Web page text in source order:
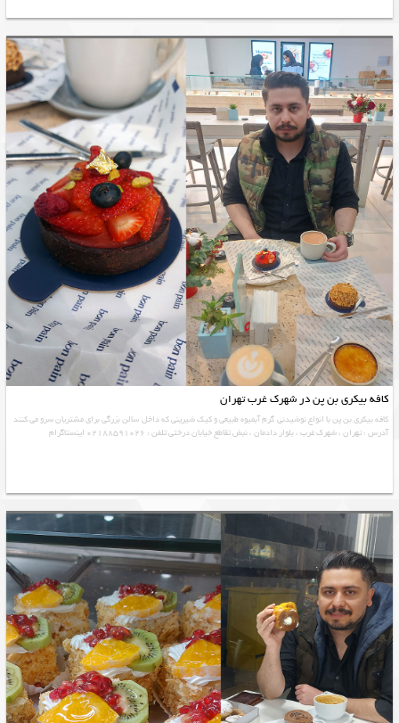
کافه بیکری بن پن در شهرک غرب تهران
کافه بیکری بن پن با انواع نوشیدنی گرم آبمیوه طبیعی و کیک شیرینی که داخل سالن بزرگی برای مشتریان سرو می کنند
آدرس : تهران ، شهرک غرب ، بلوار دادمان ، نبش تقاطع خیابان درختی تلفن : 02188591026 اینستاگرام